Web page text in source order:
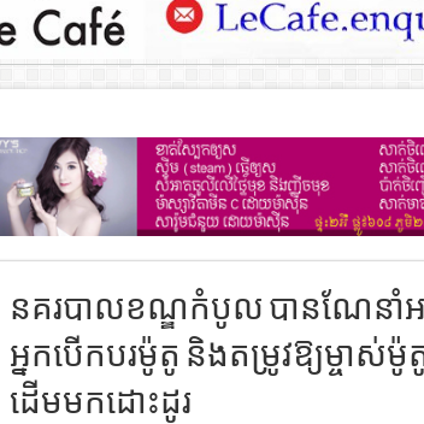
នគរបាលខណ្ឌកំបូល បានណែនាំអ
អ្នកបេីកបរម៉ូតូ និងតម្រូវឱ្យម្ចា
ដើមមកដោះដូរ